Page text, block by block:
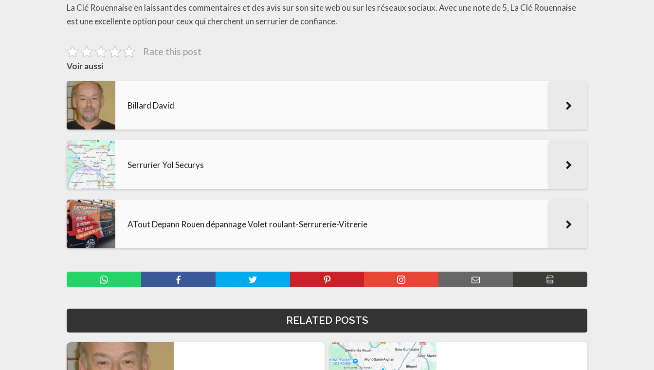
La Clé Rouennaise en laissant des commentaires et des avis sur son site web ou sur les réseaux sociaux. Avec une note de 5, La Clé Rouennaise
est une excellente option pour ceux qui cherchent un serrurier de confiance.
Rate this post
Voir aussi
Billard David
Serrurier Yol Securys
ATout Depann Rouen dépannage Volet roulant-Serrurerie-Vitrerie
RELATED POSTS